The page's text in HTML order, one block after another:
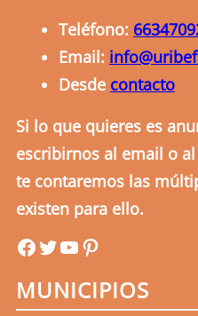
Teléfono:
Email:
Desde contacto
Si lo que quieres es
escribirnos al email o
te contaremos las
existen para ello.
uribefmuribefmYouTube Pinterest
MUNICIPIOS